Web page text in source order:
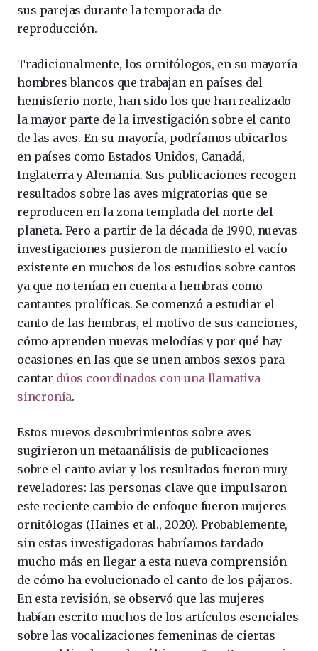
sus parejas durante la temporada de
reproducción.
Tradicionalmente, los ornitólogos, en su mayoría
hombres blancos que trabajan en países del
hemisferio norte, han sido los que han realizado
la mayor parte de la investigación sobre el canto
de las aves. En su mayoría, podríamos ubicarlos
en países como Estados Unidos, Canadá,
Inglaterra y Alemania. Sus publicaciones recogen
resultados sobre las aves migratorias que se
reproducen en la zona templada del norte del
planeta. Pero a partir de la década de 1990, nuevas
investigaciones pusieron de manifiesto el vacío
existente en muchos de los estudios sobre cantos
ya que no tenían en cuenta a hembras como
cantantes prolíficas. Se comenzó a estudiar el
canto de las hembras, el motivo de sus canciones,
cómo aprenden nuevas melodías y por qué hay
ocasiones en las que se unen ambos sexos para
cantar dúos coordinados con una llamativa
sincronía.
Estos nuevos descubrimientos sobre aves
sugirieron un metaanálisis de publicaciones
sobre el canto aviar y los resultados fueron muy
reveladores: las personas clave que impulsaron
este reciente cambio de enfoque fueron mujeres
ornitólogas (Haines et al., 2020). Probablemente,
sin estas investigadoras habríamos tardado
mucho más en llegar a esta nueva comprensión
de cómo ha evolucionado el canto de los pájaros.
En esta revisión, se observó que las mujeres
habían escrito muchos de los artículos esenciales
sobre las vocalizaciones femeninas de ciertas